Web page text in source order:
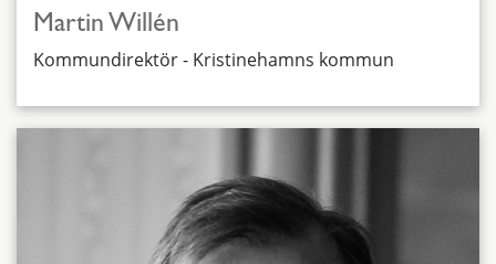
Martin Willén
Kommundirektör - Kristinehamns kommun